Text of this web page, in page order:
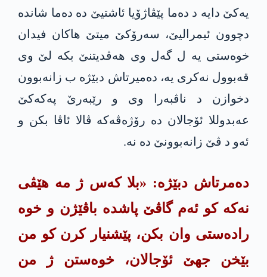
یەکێ دایە د دەما پێڤاژۆیا ئاشتیێ دە دەما شاندە
دچوون ئیمرالیێ، سەرۆکێ میتێ ھاکان فیدان
خوەستی یە ل گەل وی ھەڤدیتنێ بکە لێ وی
قەبوول نەکری یە، دەمیرتاش دبێژە ب زانەبوون
دخوازن د ناڤبەرا وی و رێبەرێ پەکەکێ
عەبدوللا ئۆجالان دە رۆژەڤەکە ڤالا ئاڤا بکن و
ئەو د ڤێ زانەبوونێ دە نە.
دەمرتاش دبێژە: «بلا کەس ژ مە ھێڤی
نەکە کو ئەم گاڤێ پاشدە باڤێژن و خوە
رادەستی وان بکن، پێشنیار کرن کو من
بێخن جھێ ئۆجالان، خوەستن ژ من